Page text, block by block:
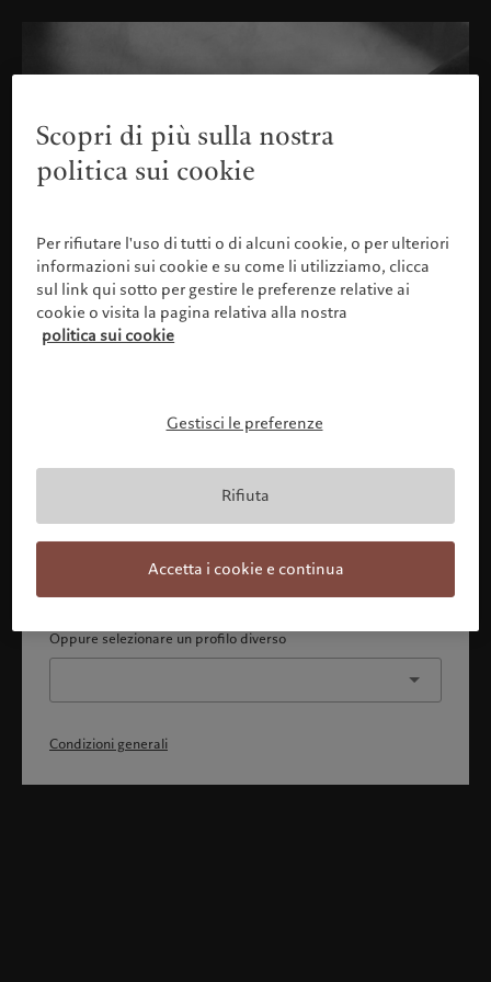
Confermare il proprio profilo
Con la presente dichiaro 1) di aver pienamente compreso
cittadino o residente degli Stati Uniti o del Canada.
Continua
Oppure selezionare un profilo diverso
Condizioni generali
Scopri di più sulla nostra
politica sui cookie
Per rifiutare l'uso di tutti o di alcuni cookie, o per ulteriori
informazioni sui cookie e su come li utilizziamo, clicca
sul link qui sotto per gestire le preferenze relative ai
cookie o visita la pagina relativa alla nostra
politica sui cookie
Gestisci le preferenze
Rifiuta
Accetta i cookie e continua